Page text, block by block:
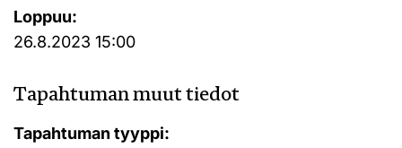
Loppuu:
26.8.2023 15:00
Tapahtuman muut tiedot
Tapahtuman tyyppi: